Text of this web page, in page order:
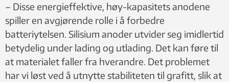
– Disse energieffektive, høy-kapasitets anodene
spiller en avgjørende rolle i å forbedre
batteriytelsen. Silisium anoder utvider seg imidlertid
betydelig under lading og utlading. Det kan føre til
at materialet faller fra hverandre. Det problemet
har vi løst ved å utnytte stabiliteten til grafitt, slik at